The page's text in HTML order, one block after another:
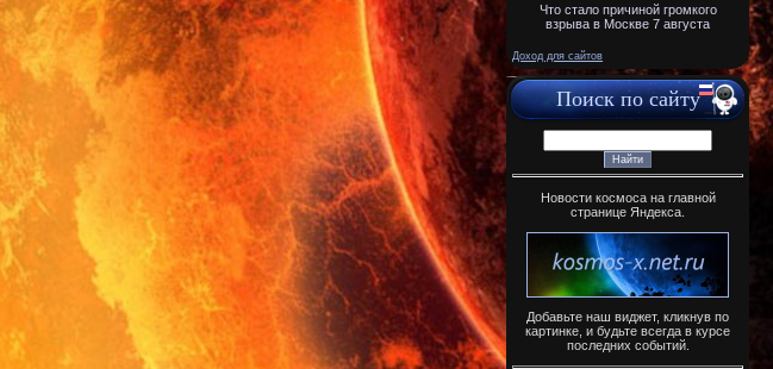
Что стало причиной громкого
взрыва в Москве 7 августа
Доход для сайтов
Поиск по сайту
Новости космоса на главной
странице Яндекса.
Добавьте наш виджет, кликнув по
картинке, и будьте всегда в курсе
последних событий.